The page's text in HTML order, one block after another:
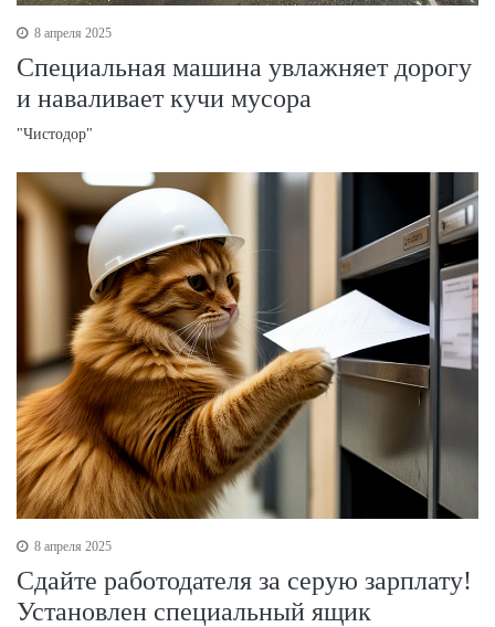
8 апреля 2025
Специальная машина увлажняет дорогу
и наваливает кучи мусора
"Чистодор"
8 апреля 2025
Сдайте работодателя за серую зарплату!
Установлен специальный ящик